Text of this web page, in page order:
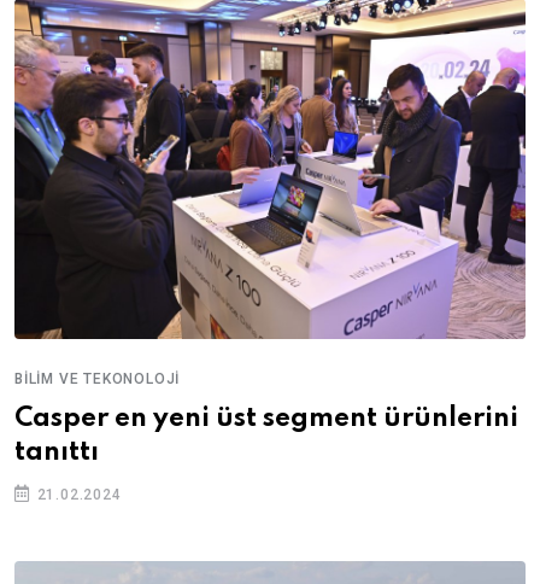
BILIM VE TEKONOLOJI
Casper en yeni üst segment ürünlerini
tanıttı
21.02.2024